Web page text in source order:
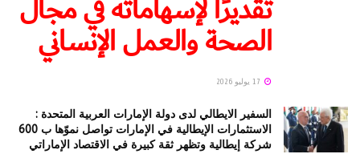
الصحة والعمل الإنساني
السفير الايطالي لدى دولة الإمارات العربية المتحدة :
الاستثمارات الإيطالية في الإمارات تواصل نموّها ب 600
شركة إيطالية وتظهر ثقة كبيرة في الاقتصاد الإماراتي